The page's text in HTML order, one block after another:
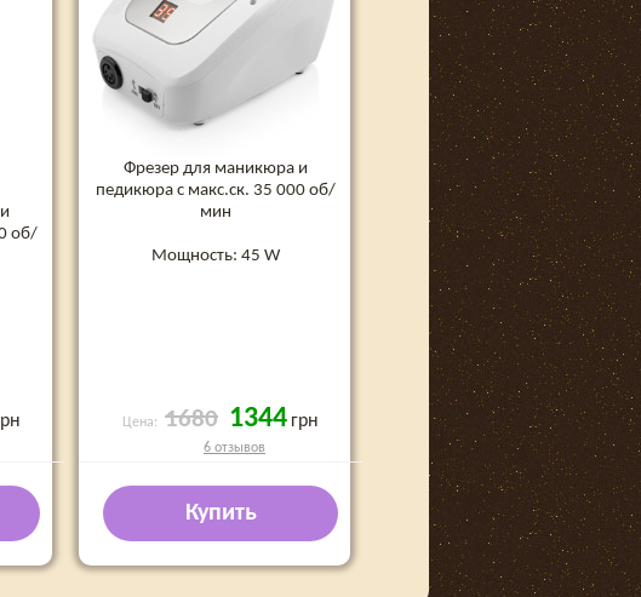
об/
Фрезер для маникюра и
педикюра с макс.ск. 35 000 об/
мин
Мощность: 45 W
Цена: 1680 1344 грн
6 отзывов
Купить